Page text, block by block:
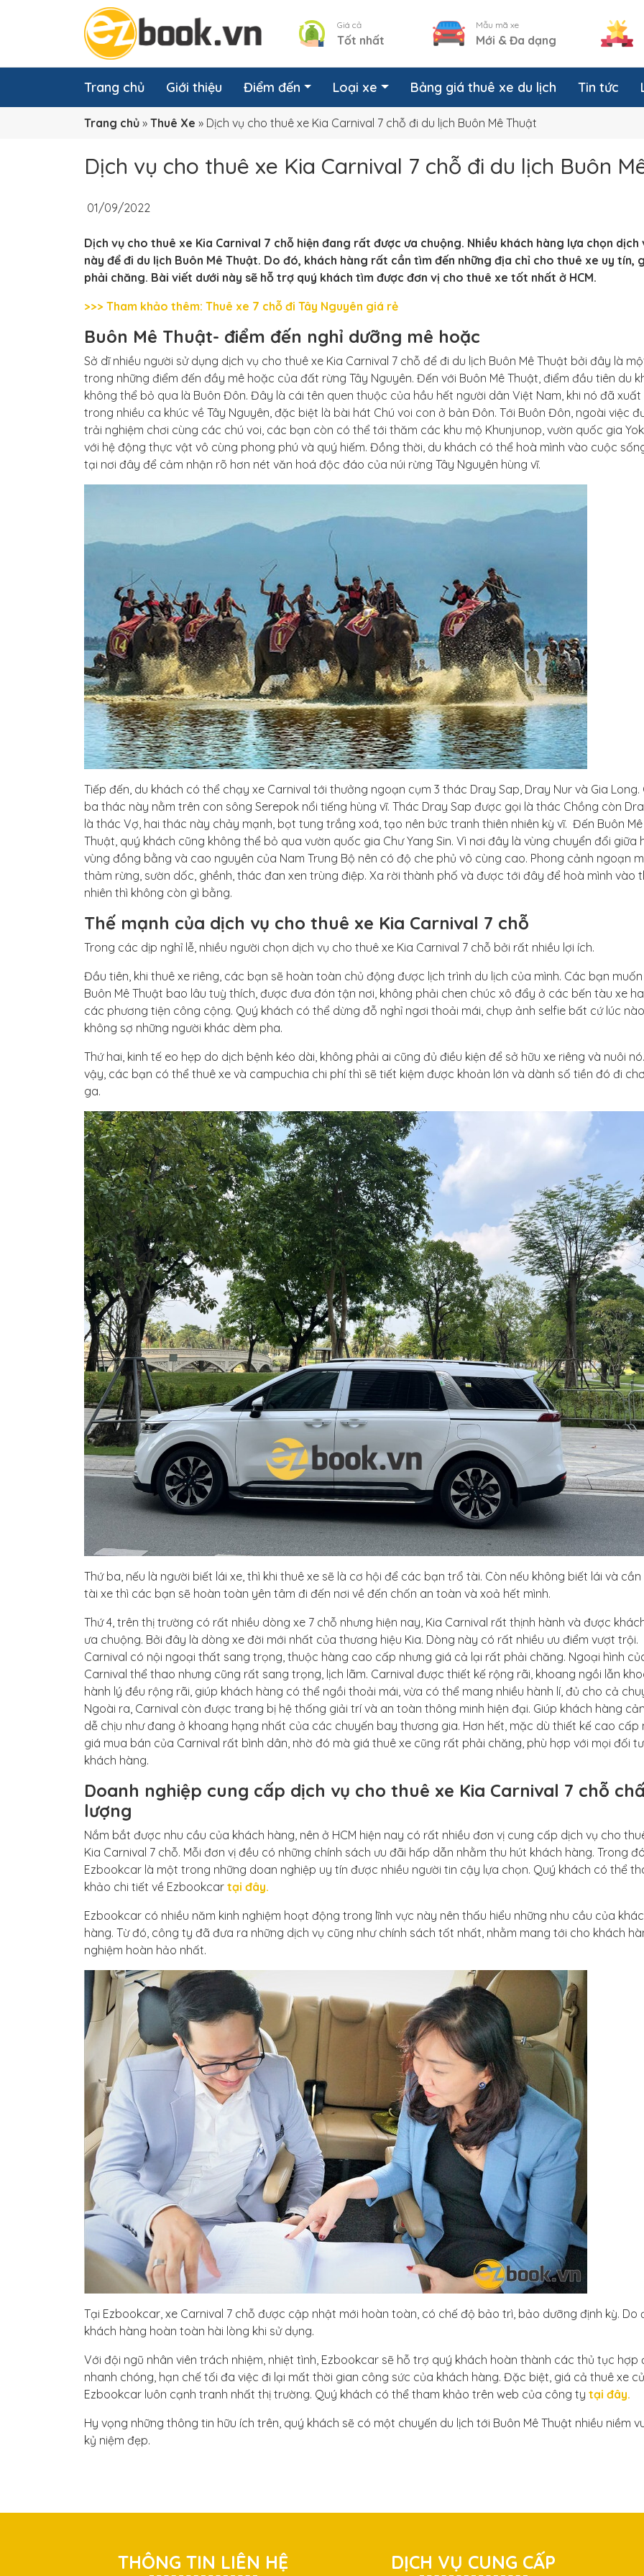
Giá cả
Tốt nhất
Mẫu mã xe
Mới & Đa dạng
Trang chủ Giới thiệu Điểm đến Loại xe Bảng giá thuê xe du lịch Tin tức
Trang chủ » Thuê Xe » Dịch vụ cho thuê xe Kia Carnival 7 chỗ đi du lịch Buôn Mê Thuật
Dịch vụ cho thuê xe Kia Carnival 7 chỗ đi du lịch Buôn
01/09/2022
Dịch vụ cho thuê xe Kia Carnival 7 chỗ hiện đang rất được ưa chuộng. Nhiều khách hàng lựa chọn dịch
này để đi du lịch Buôn Mê Thuật. Do đó, khách hàng rất cần tìm đến những địa chỉ cho thuê xe uy tín,
phải chăng. Bài viết dưới này sẽ hỗ trợ quý khách tìm được đơn vị cho thuê xe tốt nhất ở HCM.
>>> Tham khảo thêm: Thuê xe 7 chỗ đi Tây Nguyên giá rẻ
Buôn Mê Thuật- điểm đến nghỉ dưỡng mê hoặc
Sở dĩ nhiều người sử dụng dịch vụ cho thuê xe Kia Carnival 7 chỗ để đi du lịch Buôn Mê Thuật bởi đây là
trong những điểm đến đầy mê hoặc của đất rừng Tây Nguyên. Đến với Buôn Mê Thuật, điểm đầu tiên du
không thể bỏ qua là Buôn Đôn. Đây là cái tên quen thuộc của hầu hết người dân Việt Nam, khi nó đã xuất
trong nhiều ca khúc về Tây Nguyên, đặc biệt là bài hát Chú voi con ở bản Đôn. Tới Buôn Đôn, ngoài việc
trải nghiệm chơi cùng các chú voi, các bạn còn có thể tới thăm các khu mộ Khunjunop, vườn quốc gia
với hệ động thực vật vô cùng phong phú và quý hiếm. Đồng thời, du khách có thể hoà mình vào cuộc
tại nơi đây để cảm nhận rõ hơn nét văn hoá độc đáo của núi rừng Tây Nguyên hùng vĩ.
Tiếp đến, du khách có thể chạy xe Carnival tới thưởng ngoạn cụm 3 thác Dray Sap, Dray Nur và Gia Long.
ba thác này nằm trên con sông Serepok nổi tiếng hùng vĩ. Thác Dray Sap được gọi là thác Chồng còn
là thác Vợ, hai thác này chảy mạnh, bọt tung trắng xoá, tạo nên bức tranh thiên nhiên kỳ vĩ. Đến Buôn Mê
Thuật, quý khách cũng không thể bỏ qua vườn quốc gia Chư Yang Sin. Vì nơi đây là vùng chuyển đổi giữa
vùng đồng bằng và cao nguyên của Nam Trung Bộ nên có độ che phủ vô cùng cao. Phong cảnh ngoạn
thảm rừng, sườn dốc, ghềnh, thác đan xen trùng điệp. Xa rời thành phố và được tới đây để hoà mình vào
nhiên thì không còn gì bằng.
Thế mạnh của dịch vụ cho thuê xe Kia Carnival 7 chỗ
Trong các dịp nghỉ lễ, nhiều người chọn dịch vụ cho thuê xe Kia Carnival 7 chỗ bởi rất nhiều lợi ích.
Đầu tiên, khi thuê xe riêng, các bạn sẽ hoàn toàn chủ động được lịch trình du lịch của mình. Các bạn
Buôn Mê Thuật bao lâu tuỳ thích, được đưa đón tận nơi, không phải chen chúc xô đẩy ở các bến tàu xe
các phương tiện công cộng. Quý khách có thể dừng đỗ nghỉ ngơi thoải mái, chụp ảnh selfie bất cứ lúc
không sợ những người khác dèm pha.
Thứ hai, kinh tế eo hẹp do dịch bệnh kéo dài, không phải ai cũng đủ điều kiện để sở hữu xe riêng và nuôi
vậy, các bạn có thể thuê xe và campuchia chi phí thì sẽ tiết kiệm được khoản lớn và dành số tiền đó đi
ga.
Thứ ba, nếu là người biết lái xe, thì khi thuê xe sẽ là cơ hội để các bạn trổ tài. Còn nếu không biết lái và
tài xe thì các bạn sẽ hoàn toàn yên tâm đi đến nơi về đến chốn an toàn và xoả hết mình.
Thứ 4, trên thị trường có rất nhiều dòng xe 7 chỗ nhưng hiện nay, Kia Carnival rất thịnh hành và được
ưa chuộng. Bởi đây là dòng xe đời mới nhất của thương hiệu Kia. Dòng này có rất nhiều ưu điểm vượt trội.
Carnival có nội ngoại thất sang trọng, thuộc hàng cao cấp nhưng giá cả lại rất phải chăng. Ngoại hình
Carnival thể thao nhưng cũng rất sang trọng, lịch lãm. Carnival được thiết kế rộng rãi, khoang ngồi lẫn
hành lý đều rộng rãi, giúp khách hàng có thể ngồi thoải mái, vừa có thể mang nhiều hành lí, đủ cho cả
Ngoài ra, Carnival còn được trang bị hệ thống giải trí và an toàn thông minh hiện đại. Giúp khách hàng
dễ chịu như đang ở khoang hạng nhất của các chuyến bay thương gia. Hơn hết, mặc dù thiết kế cao cấp
giá mua bán của Carnival rất bình dân, nhờ đó mà giá thuê xe cũng rất phải chăng, phù hợp với mọi đối
khách hàng.
Doanh nghiệp cung cấp dịch vụ cho thuê xe Kia Carnival 7 chỗ
lượng
Nắm bắt được nhu cầu của khách hàng, nên ở HCM hiện nay có rất nhiều đơn vị cung cấp dịch vụ cho
Kia Carnival 7 chỗ. Mỗi đơn vị đều có những chính sách ưu đãi hấp dẫn nhằm thu hút khách hàng. Trong
Ezbookcar là một trong những doan nghiệp uy tín được nhiều người tin cậy lựa chọn. Quý khách có thể
khảo chi tiết về Ezbookcar tại đây.
Ezbookcar có nhiều năm kinh nghiệm hoạt động trong lĩnh vực này nên thấu hiểu những nhu cầu của
hàng. Từ đó, công ty đã đưa ra những dịch vụ cũng như chính sách tốt nhất, nhằm mang tới cho khách
nghiệm hoàn hảo nhất.
Tại Ezbookcar, xe Carnival 7 chỗ được cập nhật mới hoàn toàn, có chế độ bảo trì, bảo dưỡng định kỳ. Do
khách hàng hoàn toàn hài lòng khi sử dụng.
Với đội ngũ nhân viên trách nhiệm, nhiệt tình, Ezbookcar sẽ hỗ trợ quý khách hoàn thành các thủ tục hợp
nhanh chóng, hạn chế tối đa việc đi lại mất thời gian công sức của khách hàng. Đặc biệt, giá cả thuê xe
Ezbookcar luôn cạnh tranh nhất thị trường. Quý khách có thể tham khảo trên web của công ty tại đây.
Hy vọng những thông tin hữu ích trên, quý khách sẽ có một chuyến du lịch tới Buôn Mê Thuật nhiều niềm
kỷ niệm đẹp.
THÔNG TIN LIÊN HỆ DỊCH VỤ CUNG CẤP